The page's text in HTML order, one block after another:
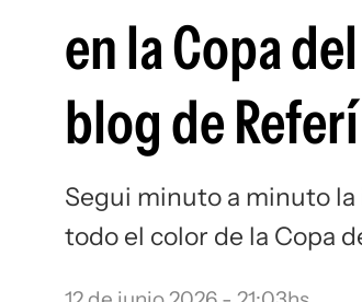
en la Copa
blog de Referí
Segui minuto a minuto
todo el color de la Copa